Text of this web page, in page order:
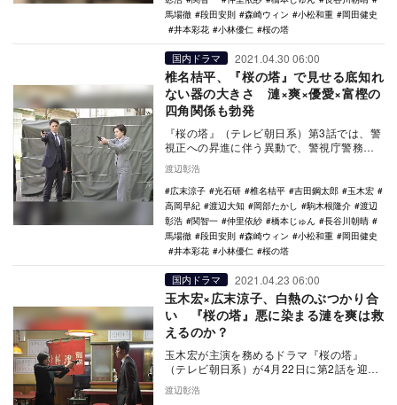
馬場徹
段田安則 森崎ウィン 小松和重
岡田健史
井本彩花
小林優仁 桜の塔
国内ドラマ 2021.04.30 06:00
椎名桔平、『桜の塔』で見せる底知れ
ない器の大きさ 漣×爽×優愛×富樫の
四角関係も勃発
『桜の塔』（テレビ朝日系）第3話では、警
視正への昇進に伴う異動で、警視庁警務部
の監察官となった上條漣（玉木宏）の新た
な物語が幕を…
渡辺彰浩
広末涼子
光石研 椎名桔平 吉田鋼太郎
玉木宏
高岡早紀
渡辺大知 岡部たかし 駒木根隆介
渡辺
彰浩
関智一 仲里依紗 橋本じゅん
長谷川朝晴
馬場徹
段田安則 森崎ウィン 小松和重
岡田健史
井本彩花
小林優仁 桜の塔
国内ドラマ 2021.04.23 06:00
玉木宏×広末涼子、白熱のぶつかり合
い 『桜の塔』悪に染まる漣を爽は救
えるのか？
玉木宏が主演を務めるドラマ『桜の塔』
（テレビ朝日系）が4月22日に第2話を迎え
た。 第2話は第1話と前後編のような関係
性で繋…
渡辺彰浩